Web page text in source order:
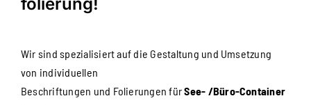
Wir sind spezialisiert auf die Gestaltung und Umsetzung
von individuellen
Beschriftungen und Folierungen fürSee- /Büro-Container